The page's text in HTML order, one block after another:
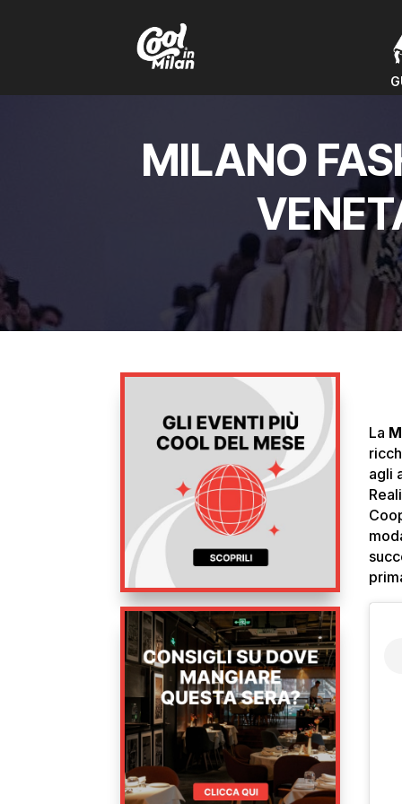
MILANO
La
agli